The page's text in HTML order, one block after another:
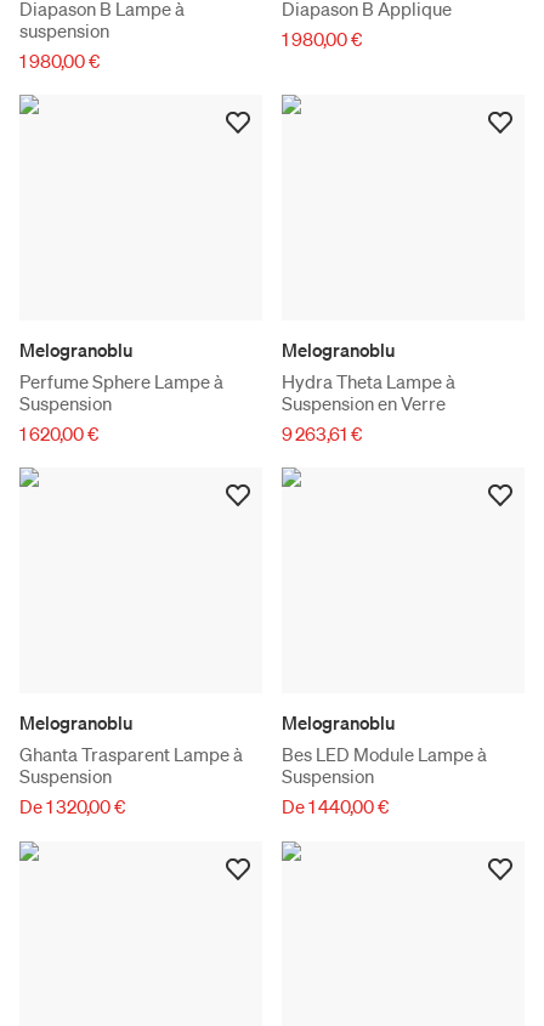
Diapason B Lampe à
suspension
1 980,00 €
Diapason B Applique
1 980,00 €
Melogranoblu
Perfume Sphere Lampe à
Suspension
1 620,00 €
Melogranoblu
Hydra Theta Lampe à
Suspension en Verre
9 263,61 €
Melogranoblu
Ghanta Trasparent Lampe à
Suspension
De 1 320,00 €
Melogranoblu
Bes LED Module Lampe à
Suspension
De 1 440,00 €